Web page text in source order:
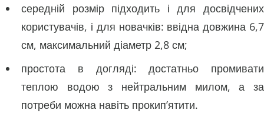
середній розмір підходить і для досвідчених
користувачів, і для новачків: ввідна довжина 6,7
см, максимальний діаметр 2,8 см;
простота в догляді: достатньо промивати
теплою водою з нейтральним милом, а за
потреби можна навіть прокип’ятити.